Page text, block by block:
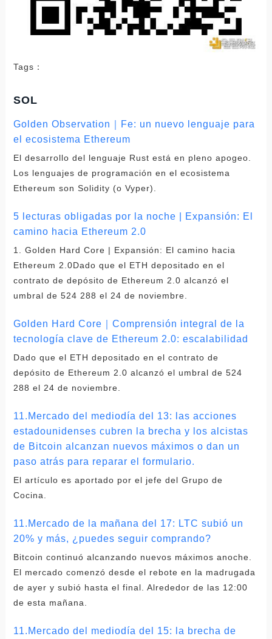
Tags：
SOL
Golden Observation｜Fe: un nuevo lenguaje para
el ecosistema Ethereum
El desarrollo del lenguaje Rust está en pleno apogeo.
Los lenguajes de programación en el ecosistema
Ethereum son Solidity (o Vyper).
5 lecturas obligadas por la noche | Expansión: El
camino hacia Ethereum 2.0
1. Golden Hard Core | Expansión: El camino hacia
Ethereum 2.0Dado que el ETH depositado en el
contrato de depósito de Ethereum 2.0 alcanzó el
umbral de 524 288 el 24 de noviembre.
Golden Hard Core｜Comprensión integral de la
tecnología clave de Ethereum 2.0: escalabilidad
Dado que el ETH depositado en el contrato de
depósito de Ethereum 2.0 alcanzó el umbral de 524
288 el 24 de noviembre.
11.Mercado del mediodía del 13: las acciones
estadounidenses cubren la brecha y los alcistas
de Bitcoin alcanzan nuevos máximos o dan un
paso atrás para reparar el formulario.
El artículo es aportado por el jefe del Grupo de
Cocina.
11.Mercado de la mañana del 17: LTC subió un
20% y más, ¿puedes seguir comprando?
Bitcoin continuó alcanzando nuevos máximos anoche.
El mercado comenzó desde el rebote en la madrugada
de ayer y subió hasta el final. Alrededor de las 12:00
de esta mañana.
11.Mercado del mediodía del 15: la brecha de